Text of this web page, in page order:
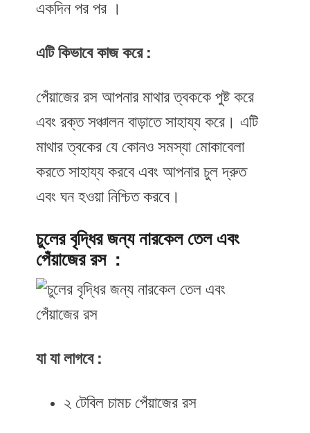
একদিন পর পর ।
এটি কিভাবে কাজ করে :
পেঁয়াজের রস আপনার মাথার ত্বককে পুষ্ট করে
এবং রক্ত ​​সঞ্চালন বাড়াতে সাহায্য করে। এটি
মাথার ত্বকের যে কোনও সমস্যা মোকাবেলা
করতে সাহায্য করবে এবং আপনার চুল দ্রুত
এবং ঘন হওয়া নিশ্চিত করবে।
চুলের বৃদ্ধির জন্য নারকেল তেল এবং
পেঁয়াজের রস :
যা যা লাগবে :
২ টেবিল চামচ পেঁয়াজের রস